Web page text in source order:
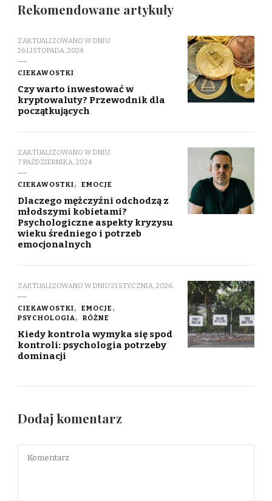
Rekomendowane artykuły
ZAKTUALIZOWANO W DNIU
26 LISTOPADA, 2024
CIEKAWOSTKI
Czy warto inwestować w
kryptowaluty? Przewodnik dla
początkujących
ZAKTUALIZOWANO W DNIU
7 PAŹDZIERNIKA, 2024
CIEKAWOSTKI EMOCJE
Dlaczego mężczyźni odchodzą z
młodszymi kobietami?
Psychologiczne aspekty kryzysu
wieku średniego i potrzeb
emocjonalnych
ZAKTUALIZOWANO W DNIU21 STYCZNIA, 2026
CIEKAWOSTKI
EMOCJE
PSYCHOLOGIA
RÓŻNE
Kiedy kontrola wymyka się spod
kontroli: psychologia potrzeby
dominacji
Dodaj komentarz